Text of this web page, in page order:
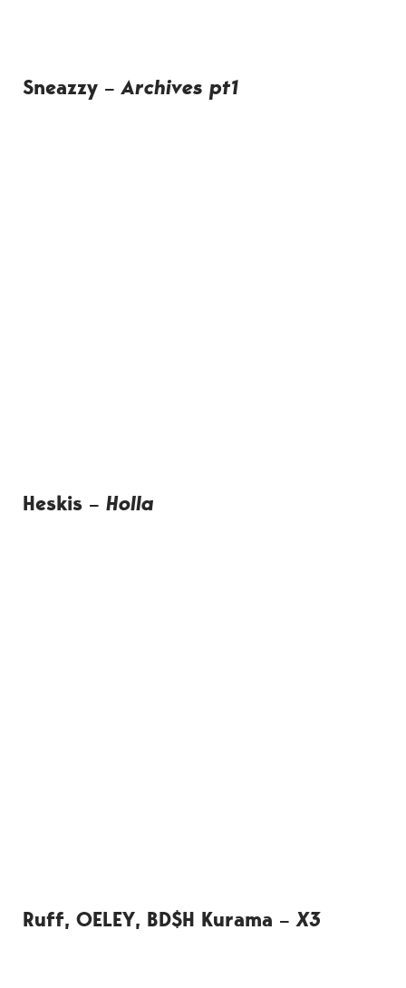
Sneazzy – Archives pt1
Heskis – Holla
Ruff, OELEY, BD$H Kurama – X3